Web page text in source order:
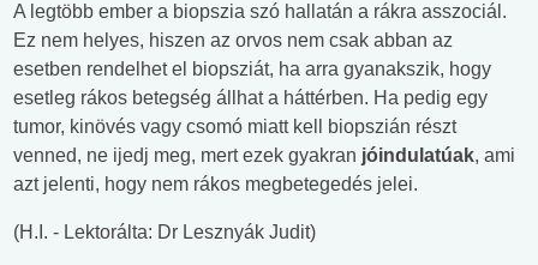
A legtöbb ember a biopszia szó hallatán a rákra asszociál.
Ez nem helyes, hiszen az orvos nem csak abban az
esetben rendelhet el biopsziát, ha arra gyanakszik, hogy
esetleg rákos betegség állhat a háttérben. Ha pedig egy
tumor, kinövés vagy csomó miatt kell biopszián részt
venned, ne ijedj meg, mert ezek gyakran jóindulatúak, ami
azt jelenti, hogy nem rákos megbetegedés jelei.
(H.I. - Lektorálta: Dr Lesznyák Judit)